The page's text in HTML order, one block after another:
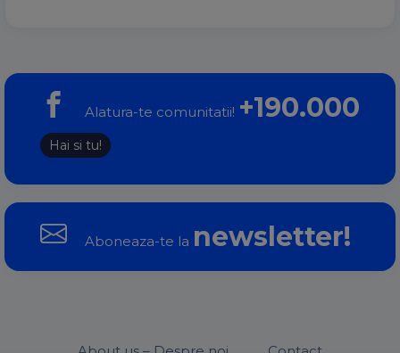
Alatura-te comunitatii! +190.000
Hai si tu!
Aboneaza-te la newsletter!